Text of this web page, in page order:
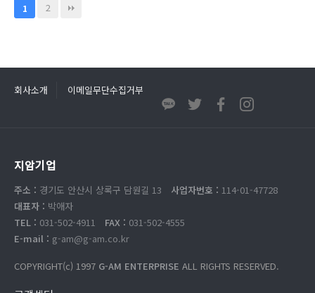
1 2
회사소개 이메일무단수집거부
지암기업
주소 : 경기도 안산시 상록구 담원길 13 사업자번호 : 114-01-47728
대표자 : 박애자
TEL : 031-502-4911 FAX : 031-502-4555
E-mail : g-am@g-am.co.kr
COPYRIGHT(c) 1997 G-AM ENTERPRISE ALL RIGHTS RESERVED.